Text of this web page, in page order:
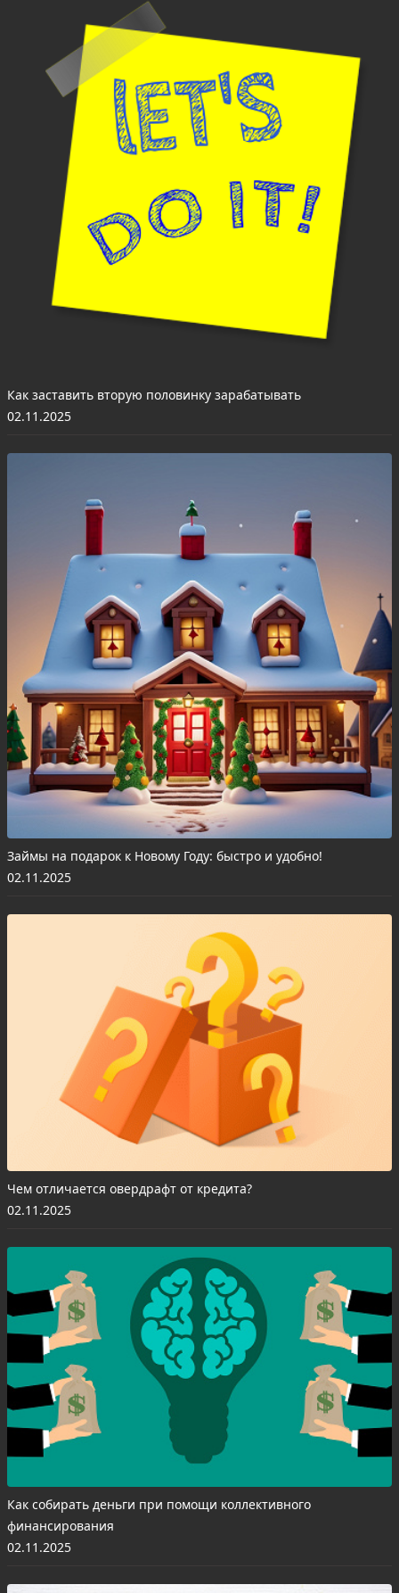
Как заставить вторую половинку зарабатывать
02.11.2025
Займы на подарок к Новому Году: быстро и удобно!
02.11.2025
Чем отличается овердрафт от кредита?
02.11.2025
Как собирать деньги при помощи коллективного
финансирования
02.11.2025